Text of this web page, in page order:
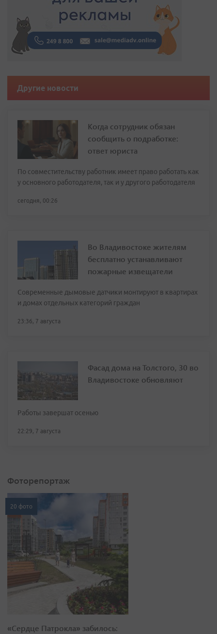
Другие новости
Когда сотрудник обязан
сообщить о подработке:
ответ юриста
По совместительству работник имеет право работать как
у основного работодателя, так и у другого работодателя
сегодня, 00:26
Во Владивостоке жителям
бесплатно устанавливают
пожарные извещатели
Современные дымовые датчики монтируют в квартирах
и домах отдельных категорий граждан
23:36, 7 августа
Фасад дома на Толстого, 30 во
Владивостоке обновляют
Работы завершат осенью
22:29, 7 августа
Фоторепортаж
20 фото
«Сердце Патрокла» забилось: